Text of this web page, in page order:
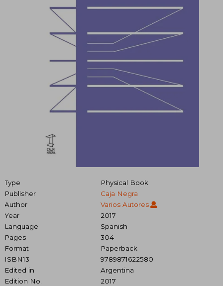
Type
Physical Book
Publisher
Caja Negra
Author
Varios Autores
Year
2017
Language
Spanish
Pages
304
Format
Paperback
ISBN13
9789871622580
Edited in
Argentina
Edition No.
2017